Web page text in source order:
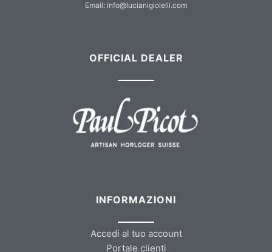
Email: info@lucianigioielli.com
OFFICIAL DEALER
INFORMAZIONI
Accedi al tuo account
Portale clienti